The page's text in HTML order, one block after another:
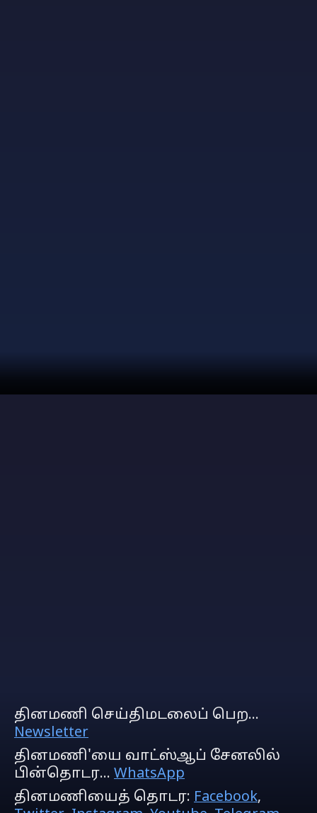
தினமணி செய்திமடலைப் பெற...
Newsletter
தினமணி'யை வாட்ஸ்ஆப் சேனலில்
பின்தொடர... WhatsApp
தினமணியைத் தொடர: Facebook,